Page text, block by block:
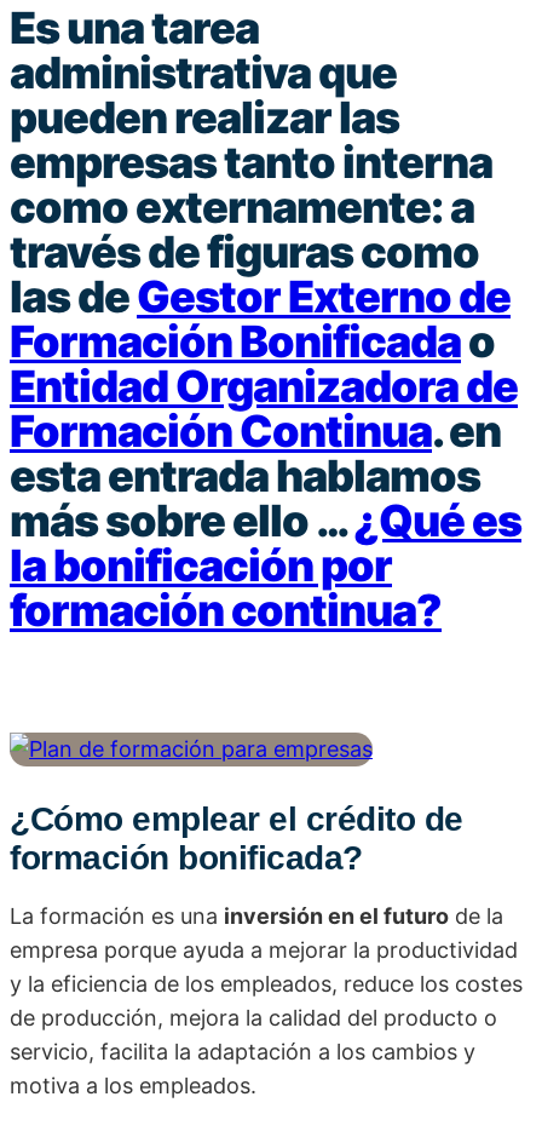
Es una tarea
administrativa que
pueden realizar las
empresas tanto interna
como externamente: a
través de figuras como
las deGestor Externo de
Formación Bonificadao
Entidad Organizadora de
Formación Continua. en
esta entrada hablamos
más sobre ello …¿Qué es
la bonificación por
formación continua?
¿Cómo emplear el crédito de
formación bonificada?
La formación es una inversión en el futuro de la
empresa porque ayuda a mejorar la productividad
y la eficiencia de los empleados, reduce los costes
de producción, mejora la calidad del producto o
servicio, facilita la adaptación a los cambios y
motiva a los empleados.